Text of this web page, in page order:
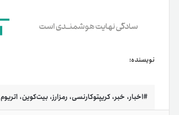
نویسنده:
اخبار، خبر، کریپتوکارنسی، رمزارز، بیت‌کوین، اتریوم